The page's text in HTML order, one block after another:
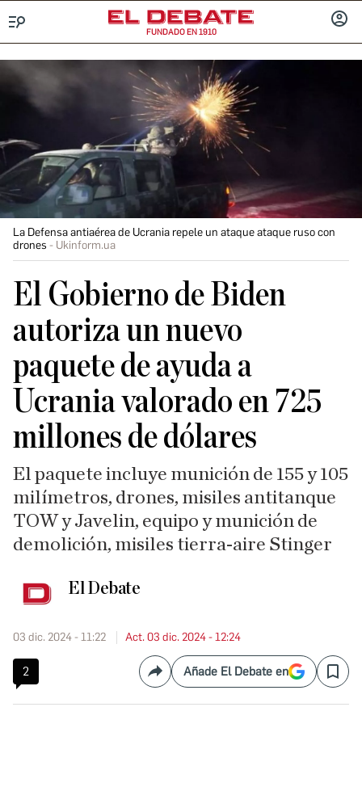
FUNDADO EN 1910
La Defensa antiaérea de Ucrania repele un ataque ataque ruso con
drones
Ukinform.ua
El Gobierno de Biden
autoriza un nuevo
paquete de ayuda a
Ucrania valorado en 725
millones de dólares
El paquete incluye munición de 155 y 105
milímetros, drones, misiles antitanque
TOW y Javelin, equipo y munición de
demolición, misiles tierra-aire Stinger
El Debate
03 dic. 2024 - 11:22 Act. 03 dic. 2024 - 12:24
2 CompartirAñade El Debate en Save